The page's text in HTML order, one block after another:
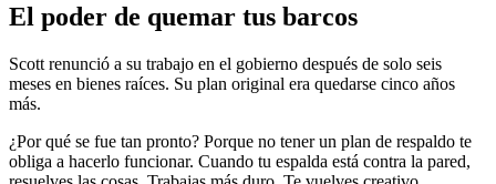
El poder de quemar tus barcos
Scott renunció a su trabajo en el gobierno después de solo seis
meses en bienes raíces. Su plan original era quedarse cinco años
más.
¿Por qué se fue tan pronto? Porque no tener un plan de respaldo te
obliga a hacerlo funcionar. Cuando tu espalda está contra la pared,